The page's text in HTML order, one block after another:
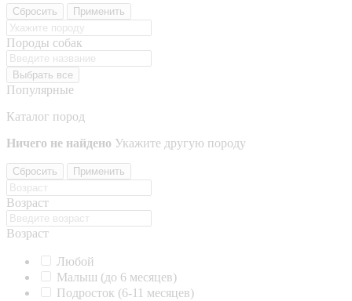
Сбросить Применить
Породы собак
Выбрать все
Популярные
Каталог пород
Ничего не найдено Укажите другую породу
Сбросить Применить
Возраст
Возраст
Любой
Малыш (до 6 месяцев)
Подросток (6-11 месяцев)